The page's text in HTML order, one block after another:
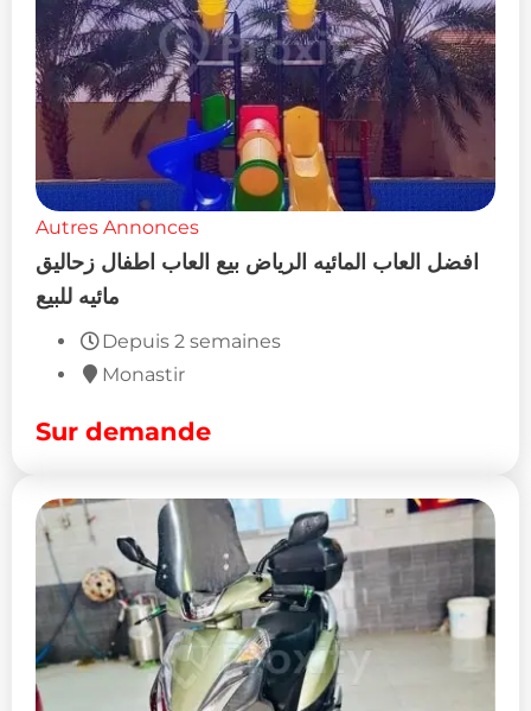
Autres Annonces
افضل العاب المائيه الرياض بيع العاب اطفال زحاليق
مائيه للبيع
Depuis 2 semaines
Monastir
Sur demande